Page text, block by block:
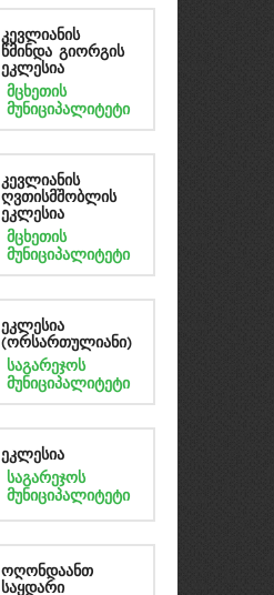
კევლიანის
წმინდა გიორგის
ეკლესია
მცხეთის
მუნიციპალიტეტი
კევლიანის
ღვთისმშობლის
ეკლესია
მცხეთის
მუნიციპალიტეტი
ეკლესია
(ორსართულიანი)
საგარეჯოს
მუნიციპალიტეტი
ეკლესია
საგარეჯოს
მუნიციპალიტეტი
ოღონდაანთ
საყდარი